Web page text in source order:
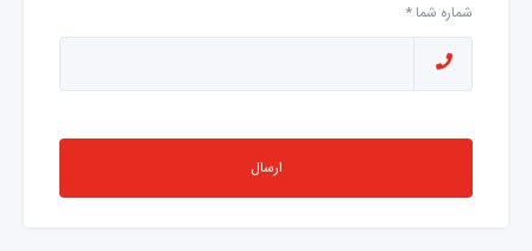
شماره شما *
ارسال